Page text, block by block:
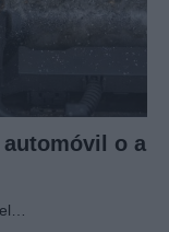
automóvil o a